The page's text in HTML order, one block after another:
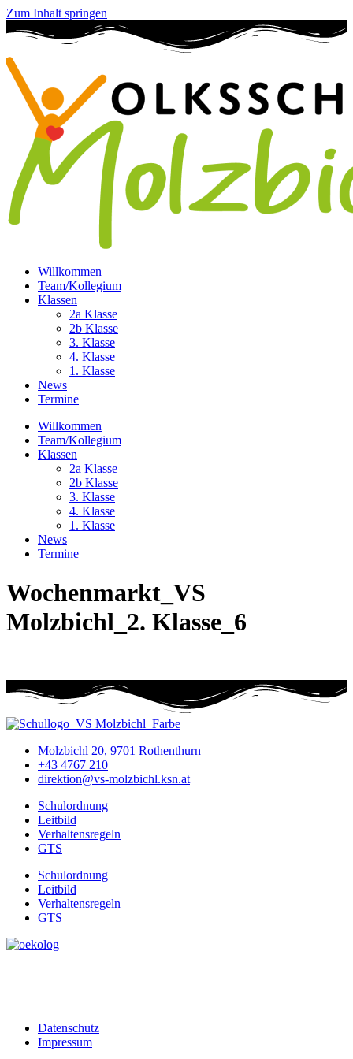
Zum Inhalt springen
Willkommen
Team/Kollegium
Klassen
2a Klasse
2b Klasse
3. Klasse
4. Klasse
1. Klasse
News
Termine
Willkommen
Team/Kollegium
Klassen
2a Klasse
2b Klasse
3. Klasse
4. Klasse
1. Klasse
News
Termine
Wochenmarkt_VS
Molzbichl_2. Klasse_6
Molzbichl 20, 9701 Rothenthurn
+43 4767 210
direktion@vs-molzbichl.ksn.at
Schulordnung
Leitbild
Verhaltensregeln
GTS
Schulordnung
Leitbild
Verhaltensregeln
GTS
Datenschutz
Impressum